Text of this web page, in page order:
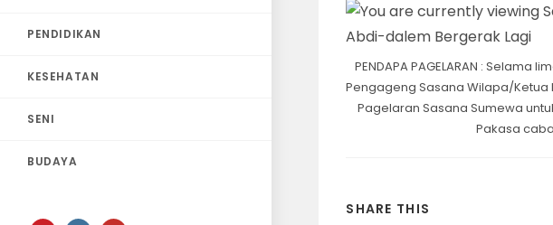
PENDIDIKAN
KESEHATAN
SENI
BUDAYA
PENDAPA PAGELARAN : Selama
Pengageng Sasana Wilapa/
Pagelaran Sasana Sumewa
Pakasa
SHARE THIS